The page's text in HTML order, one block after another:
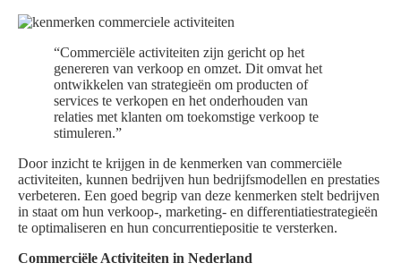
“Commerciële activiteiten zijn gericht op het
genereren van verkoop en omzet. Dit omvat het
ontwikkelen van strategieën om producten of
services te verkopen en het onderhouden van
relaties met klanten om toekomstige verkoop te
stimuleren.”
Door inzicht te krijgen in de kenmerken van commerciële
activiteiten, kunnen bedrijven hun bedrijfsmodellen en prestaties
verbeteren. Een goed begrip van deze kenmerken stelt bedrijven
in staat om hun verkoop-, marketing- en differentiatiestrategieën
te optimaliseren en hun concurrentiepositie te versterken.
Commerciële Activiteiten in Nederland